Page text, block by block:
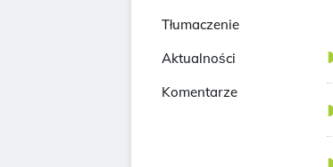
Tłumaczenie
Aktualności
Komentarze